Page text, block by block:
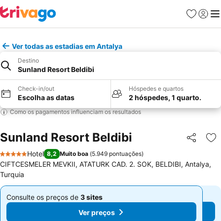
Favoritos
Iniciar
Ver todas as estadias em Antalya
Destino
Sunland Resort Beldibi
Check-in/out
Escolha as datas
Hóspedes e quartos
2 hóspedes, 1 quarto.
Como os pagamentos influenciam os resultados
Sunland Resort Beldibi Partilhar
5 Estrelas
Hotel 8,2 Muito boa (5.949 pontuações)
CIFTCESMELER MEVKII, ATATURK CAD. 2. SOK, BELDIBI, Antalya,
Turquia
Consulte os preços de 3 sites
De
Ver preços
Consulte os preços de 3 sites
De
€ 86 Ver preços